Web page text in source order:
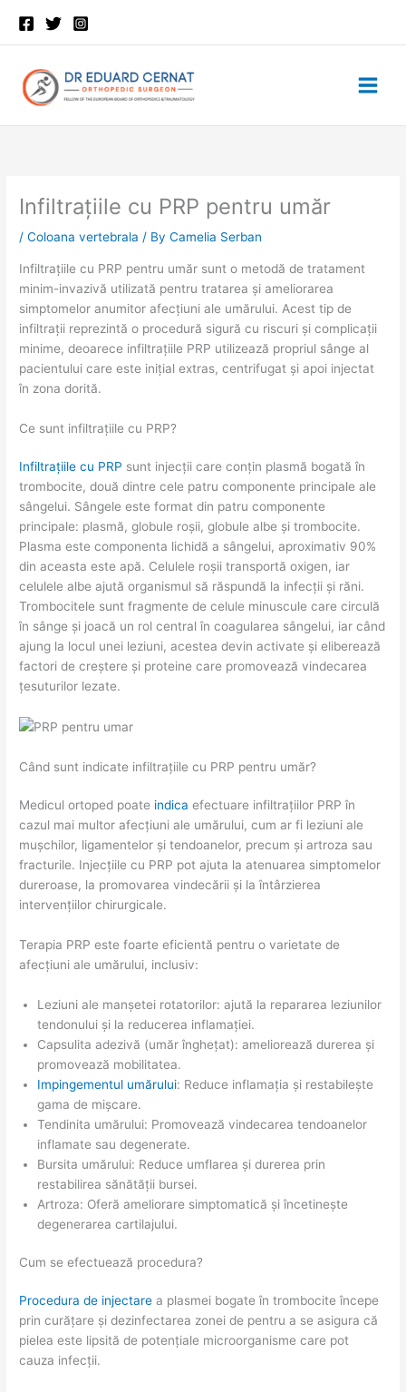
content
Infiltrațiile cu PRP pentru umăr
/Coloana vertebrala / ByCamelia Serban
Infiltrațiile cu PRP pentru umăr sunt o metodă de tratament
minim-invazivă utilizată pentru tratarea și ameliorarea
simptomelor anumitor afecțiuni ale umărului. Acest tip de
infiltrații reprezintă o procedură sigură cu riscuri și complicații
minime, deoarece infiltrațiile PRP utilizează propriul sânge al
pacientului care este inițial extras, centrifugat și apoi injectat
în zona dorită.
Ce sunt infiltrațiile cu PRP?
Infiltrațiile cu PRP sunt injecții care conțin plasmă bogată în
trombocite, două dintre cele patru componente principale ale
sângelui. Sângele este format din patru componente
principale: plasmă, globule roșii, globule albe și trombocite.
Plasma este componenta lichidă a sângelui, aproximativ 90%
din aceasta este apă. Celulele roșii transportă oxigen, iar
celulele albe ajută organismul să răspundă la infecții și răni.
Trombocitele sunt fragmente de celule minuscule care circulă
în sânge și joacă un rol central în coagularea sângelui, iar când
ajung la locul unei leziuni, acestea devin activate și eliberează
factori de creștere și proteine ​​care promovează vindecarea
țesuturilor lezate.
Când sunt indicate infiltrațiile cu PRP pentru umăr?
Medicul ortoped poate indica efectuare infiltrațiilor PRP în
cazul mai multor afecțiuni ale umărului, cum ar fi leziuni ale
mușchilor, ligamentelor și tendoanelor, precum și artroza sau
fracturile. Injecțiile cu PRP pot ajuta la atenuarea simptomelor
dureroase, la promovarea vindecării și la întârzierea
intervențiilor chirurgicale.
Terapia PRP este foarte eficientă pentru o varietate de
afecțiuni ale umărului, inclusiv:
Leziuni ale manșetei rotatorilor: ajută la repararea leziunilor
tendonului și la reducerea inflamației.
Capsulita adezivă (umăr înghețat): ameliorează durerea și
promovează mobilitatea.
Impingementul umărului: Reduce inflamația și restabilește
gama de mișcare.
Tendinita umărului: Promovează vindecarea tendoanelor
inflamate sau degenerate.
Bursita umărului: Reduce umflarea și durerea prin
restabilirea sănătății bursei.
Artroza: Oferă ameliorare simptomatică și încetinește
degenerarea cartilajului.
Cum se efectuează procedura?
Procedura de injectare a plasmei bogate în trombocite începe
prin curățare și dezinfectarea zonei de pentru a se asigura că
pielea este lipsită de potențiale microorganisme care pot
cauza infecții.